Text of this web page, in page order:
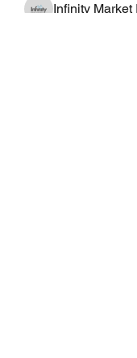
Infinity Market